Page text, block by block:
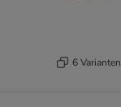
6 Varianten